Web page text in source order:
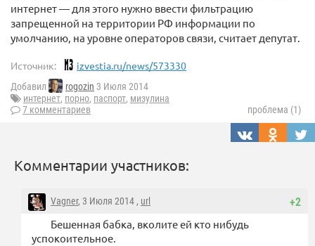
интернет — для этого нужно ввести фильтрацию
запрещенной на территории РФ информации по
умолчанию, на уровне операторов связи, считает депутат.
Источник: izvestia.ru/news/573330
Добавил rogozin 3 Июля 2014
интернет, порно, паспорт, мизулина
7 комментариев
проблема (1)
Комментарии участников:
+2
Vagner, 3 Июля 2014 , url
Бешенная бабка, вколите ей кто нибудь
успокоительное.